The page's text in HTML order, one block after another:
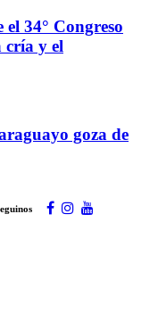
34° Congreso
cría y el
goza de